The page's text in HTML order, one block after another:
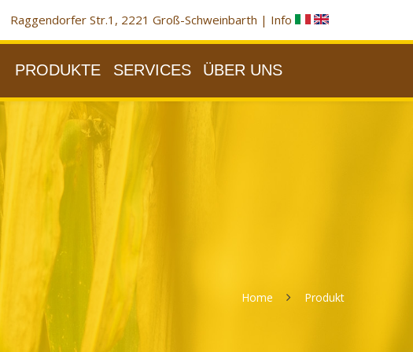
Raggendorfer Str.1, 2221 Groß-Schweinbarth | Info
PRODUKTE SERVICES ÜBER UNS
Home Produkt